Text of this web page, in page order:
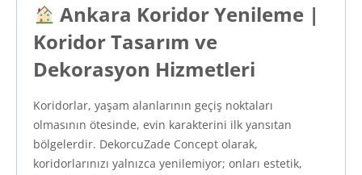
Ankara Koridor Yenileme |
Koridor Tasarım ve
Dekorasyon Hizmetleri
Koridorlar, yaşam alanlarının geçiş noktaları
olmasının ötesinde, evin karakterini ilk yansıtan
bölgelerdir. DekorcuZade Concept olarak,
koridorlarınızı yalnızca yenilemiyor; onları estetik,